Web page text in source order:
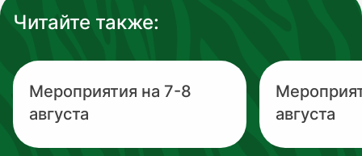
Читайте также:
Мероприятия на 7-8
августа
августа